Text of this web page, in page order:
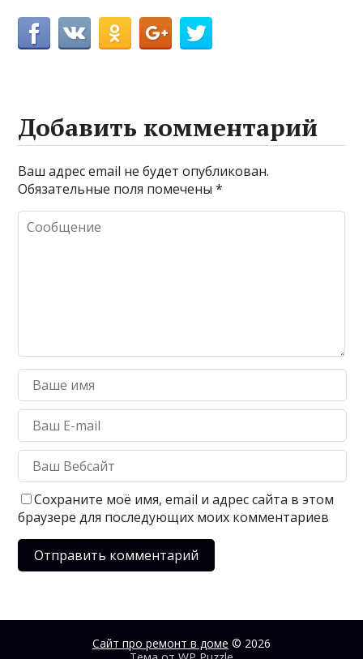
Добавить комментарий
Ваш адрес email не будет опубликован.
Обязательные поля помечены*
Сохраните моё имя, email и адрес сайта в этом
браузере для последующих моих комментариев
Сайт про ремонт в доме © 2026